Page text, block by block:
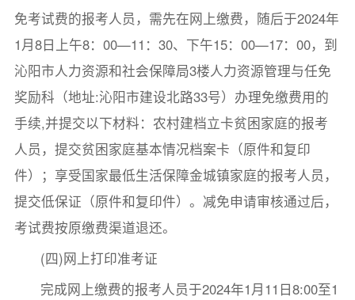
免考试费的报考人员，需先在网上缴费，随后于2024年
1月8日上午8：00—11：30、下午15：00—17：00，到
沁阳市人力资源和社会保障局3楼人力资源管理与任免
奖励科（地址:沁阳市建设北路33号）办理免缴费用的
手续,并提交以下材料：农村建档立卡贫困家庭的报考
人员，提交贫困家庭基本情况档案卡（原件和复印
件）；享受国家最低生活保障金城镇家庭的报考人员，
提交低保证（原件和复印件）。减免申请审核通过后，
考试费按原缴费渠道退还。
(四)网上打印准考证
完成网上缴费的报考人员于2024年1月11日8:00至1